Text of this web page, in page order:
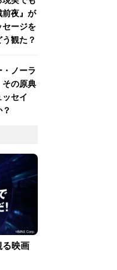
夜』が
セージを
観た？
・ノーラ
その原典
セイ
る映画